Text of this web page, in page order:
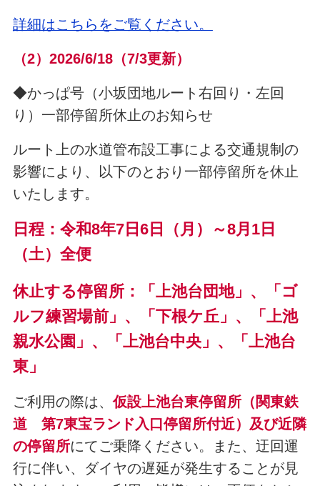
詳細はこちらをご覧ください。
（2）2026/6/18（7/3更新）
◆かっぱ号（小坂団地ルート右回り・左回
り）一部停留所休止のお知らせ
ルート上の水道管布設工事による交通規制の
影響により、以下のとおり一部停留所を休止
いたします。
日程：令和8年7日6日（月）～8月1日
（土）全便
休止する停留所：「上池台団地」、「ゴ
ルフ練習場前」、「下根ケ丘」、「上池
親水公園」、「上池台中央」、「上池台
東」
ご利用の際は、仮設上池台東停留所（関東鉄
道 第7東宝ランド入口停留所付近）及び近隣
の停留所にてご乗降ください。また、迂回運
行に伴い、ダイヤの遅延が発生することが見